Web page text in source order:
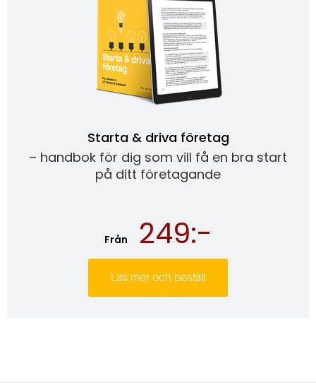
Starta & driva företag
– handbok för dig som vill få en bra start
på ditt företagande
Från 249:-
Läs mer och beställ